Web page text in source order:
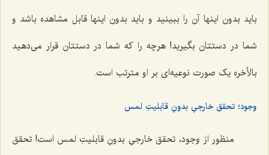
باید بدون اینها آن را ببینید و باید بدون اینها قابل مشاهده باشد و
شما در دستتان بگیرید! هرچه را که شما در دستتان قرار مى‌دهید
بالأخره یک صورت نوعیه‌ای بر او مترتب است.
وجود؛ تحقق خارجىِ بدونِ قابلیتِ لمس
منظور از وجود، تحقق خارجىِ بدونِ قابلیتِ لمس است! تحقق